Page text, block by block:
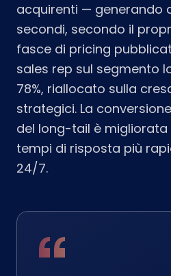
acquirenti — generando
secondi, secondo il
fasce di pricing
sales rep sul segmento
78%, riallocato sulla
strategici. La
del long-tail è migliorata
tempi di risposta più
24/7.